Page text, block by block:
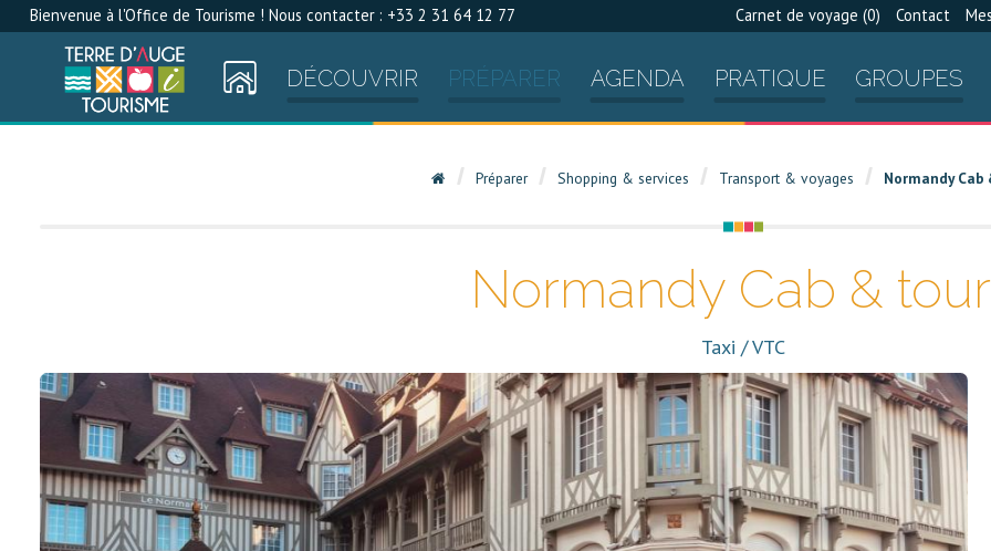
Bienvenue à l'Office de Tourisme ! Nous contacter : +33 2 31 64 12 77 Carnet de voyage (0) Contact
DÉCOUVRIR PRÉPARER AGENDA PRATIQUE GROUPES
Préparer Shopping & services Transport & voyages Normandy
Normandy Cab &
Taxi / VTC